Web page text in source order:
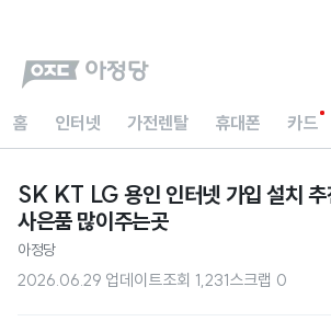
홈 인터넷 가전렌탈 휴대폰 카드
SK KT LG 용인 인터넷 가입 설치 추
사은품 많이주는곳
아정당
2026.06.29 업데이트조회 1,231스크랩 0